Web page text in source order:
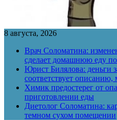
8 августа, 2026
Врач Соломатина:
сделает домашнюю еду
Юрист Билялова: деньги
соответствует
Химик предостерег от
приготовлении еды
Диетолог Соломатина:
темном сухом помещении